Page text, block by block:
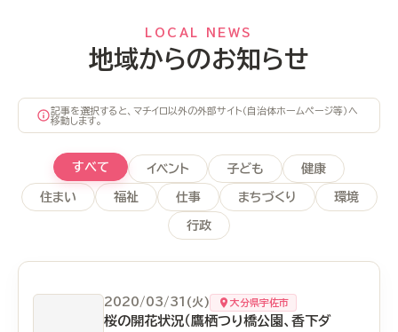
LOCAL NEWS
地域からのお知らせ
記事を選択すると、マチイロ以外の外部サイト（自治体ホームページ等）へ
移動します。
すべて イベント 子ども 健康
住まい 福祉 仕事 まちづくり 環境
行政
2020/03/31(火) 大分県宇佐市
桜の開花状況（鷹栖つり橋公園、香下ダ